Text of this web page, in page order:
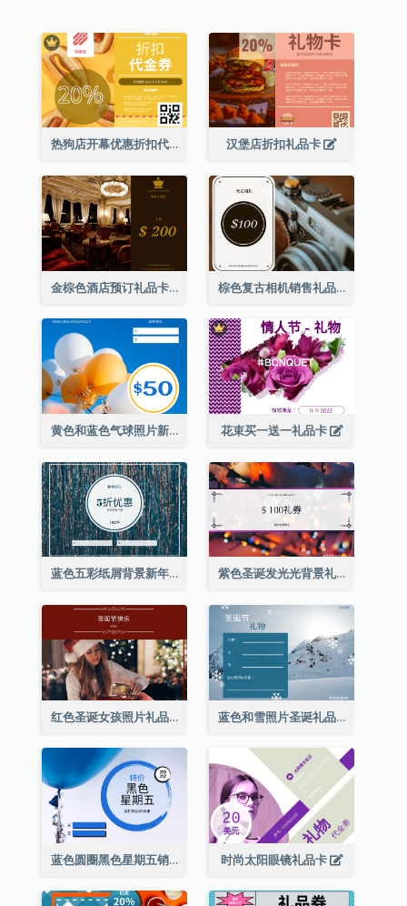
热狗店开幕优惠折扣代金券 汉堡店折扣礼品卡
金棕色酒店预订礼品卡 棕色复古相机销售礼品卡
黄色和蓝色气球照片新年礼品卡 花束买一送一礼品卡
蓝色五彩纸屑背景新年销售礼品卡 紫色圣诞发光光背景礼品卡
红色圣诞女孩照片礼品卡 蓝色和雪照片圣诞礼品卡
蓝色圆圈黑色星期五销售礼品卡 时尚太阳眼镜礼品卡